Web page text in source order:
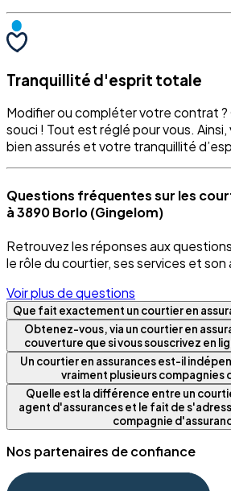
Tranquillité d'esprit totale
Modifier ou compléter votre contrat
souci ! Tout est réglé pour vous.
bien assurés et votre tranquillité
Questions fréquentes sur les
à 3890 Borlo (Gingelom)
Retrouvez les réponses aux
le rôle du courtier, ses services et
Voir plus de questions
Que fait exactement un courtier en
Obtenez-vous, via un courtier en
couverture que si vous souscrivez en
Un courtier en assurances est-il
vraiment plusieurs compagnies
Quelle est la différence entre un
agent d'assurances et le fait de
compagnie
Nos partenaires de confiance